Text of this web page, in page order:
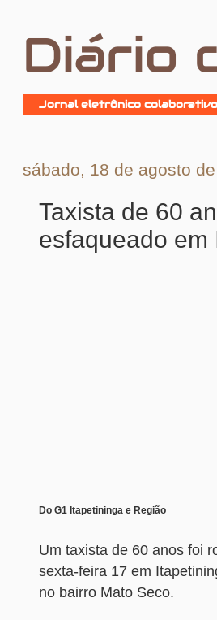
Diário
Jornal eletrônico colaborativo
sábado, 18 de agosto
Taxista de 60
esfaqueado em
Do G1 Itapetininga e Região
Um taxista de 60 anos foi
sexta-feira 17 em
no bairro Mato Seco.